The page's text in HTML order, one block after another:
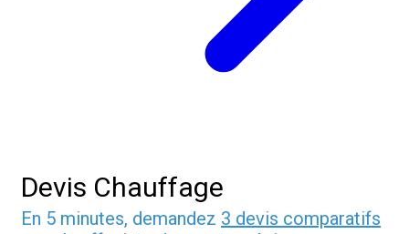
Devis Chauffage
En 5 minutes, demandez 3 devis comparatifs